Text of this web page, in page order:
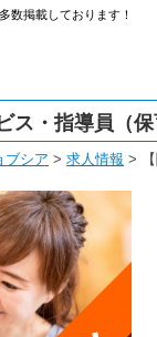
数掲載しております！
ス・指導員（
ブシア > 求人情報 >